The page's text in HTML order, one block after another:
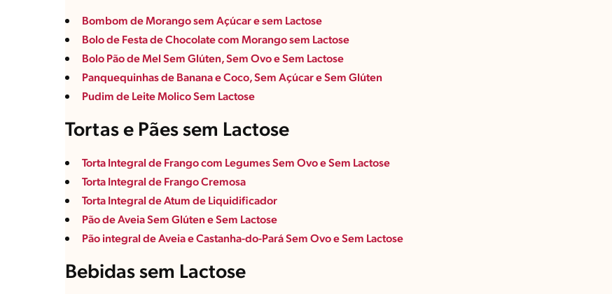
Bombom de Morango sem Açúcar e sem Lactose
Bolo de Festa de Chocolate com Morango sem Lactose
Bolo Pão de Mel Sem Glúten, Sem Ovo e Sem Lactose
Panquequinhas de Banana e Coco, Sem Açúcar e Sem Glúten
Pudim de Leite Molico Sem Lactose
Tortas e Pães sem Lactose
Torta Integral de Frango com Legumes Sem Ovo e Sem Lactose
Torta Integral de Frango Cremosa
Torta Integral de Atum de Liquidificador
Pão de Aveia Sem Glúten e Sem Lactose
Pão integral de Aveia e Castanha-do-Pará Sem Ovo e Sem Lactose
Bebidas sem Lactose